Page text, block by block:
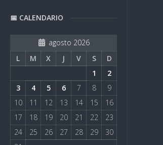
📅 CALENDARIO
agosto 2026
L
M X J V S
D
1
2
3
4 5 6 7 8
9
10
11 12 13 14 15
16
17
18 19 20 21 22
23
24
25 26 27 28 29
30